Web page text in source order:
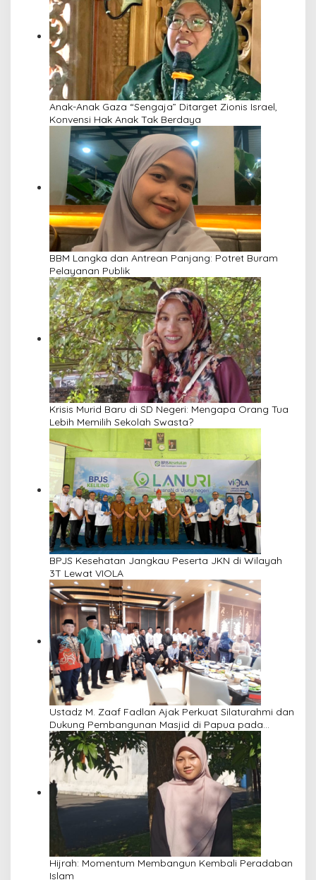
Anak-Anak Gaza “Sengaja” Ditarget Zionis Israel,
Konvensi Hak Anak Tak Berdaya
BBM Langka dan Antrean Panjang: Potret Buram
Pelayanan Publik
Krisis Murid Baru di SD Negeri: Mengapa Orang Tua
Lebih Memilih Sekolah Swasta?
BPJS Kesehatan Jangkau Peserta JKN di Wilayah
3T Lewat VIOLA
Ustadz M. Zaaf Fadlan Ajak Perkuat Silaturahmi dan
Dukung Pembangunan Masjid di Papua pada
Pengajian Yayasan Alimbas Insan Cita
Hijrah: Momentum Membangun Kembali Peradaban
Islam